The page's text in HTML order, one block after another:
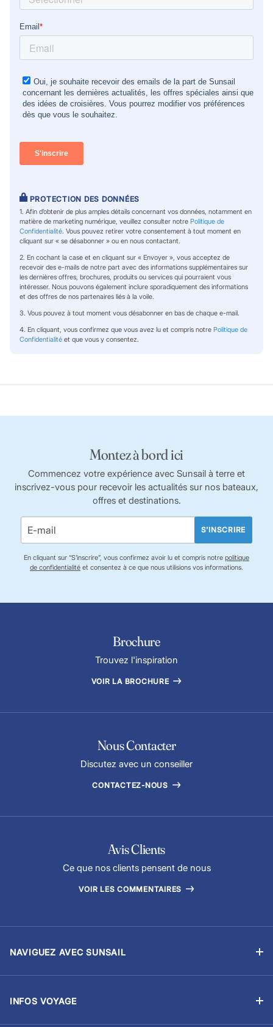
PROTECTION DES DONNÉES
1. Afin d’obtenir de plus amples détails concernant vos données, notamment en
matière de marketing numérique, veuillez consulter notre Politique de
Confidentialité. Vous pouvez retirer votre consentement à tout moment en
cliquant sur « se désabonner » ou en nous contactant.
2. En cochant la case et en cliquant sur « Envoyer », vous acceptez de
recevoir des e-mails de notre part avec des informations supplémentaires sur
les dernières offres, brochures, produits ou services qui pourraient vous
intéresser. Nous pouvons également inclure sporadiquement des informations
et des offres de nos partenaires liés à la voile.
3. Vous pouvez à tout moment vous désabonner en bas de chaque e-mail.
4. En cliquant, vous confirmez que vous avez lu et compris notre Politique de
Confidentialitéet que vous y consentez.
Montez à bord ici
Commencez votre expérience avec Sunsail à terre et
inscrivez-vous pour recevoir les actualités sur nos bateaux,
offres et destinations.
S'INSCRIRE
En cliquant sur “S’inscrire”, vous confirmez avoir lu et compris notre politique
de confidentialité et consentez à ce que nous utilisions vos informations.
Brochure
Trouvez l'inspiration
VOIR LA BROCHURE
Nous Contacter
Discutez avec un conseiller
CONTACTEZ-NOUS
Avis Clients
Ce que nos clients pensent de nous
VOIR LES COMMENTAIRES
NAVIGUEZ AVEC SUNSAIL
INFOS VOYAGE